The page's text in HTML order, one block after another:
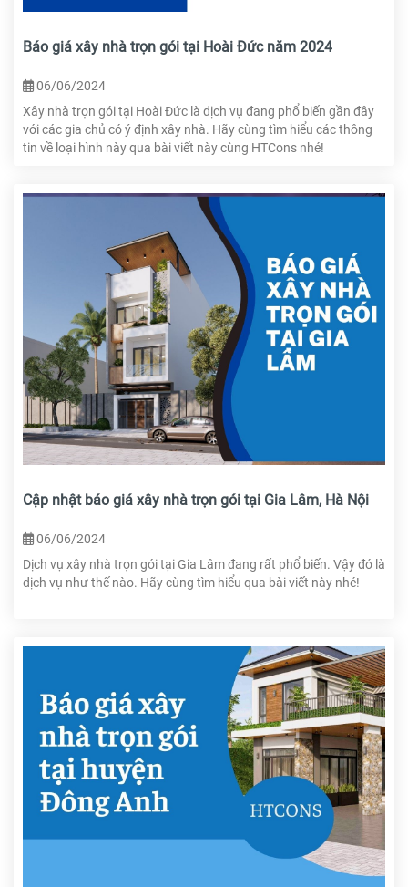
Báo giá xây nhà trọn gói tại Hoài Đức năm 2024
06/06/2024
Xây nhà trọn gói tại Hoài Đức là dịch vụ đang phổ biến gần đây
với các gia chủ có ý định xây nhà. Hãy cùng tìm hiểu các thông
tin về loại hình này qua bài viết này cùng HTCons nhé!
Cập nhật báo giá xây nhà trọn gói tại Gia Lâm, Hà Nội
06/06/2024
Dịch vụ xây nhà trọn gói tại Gia Lâm đang rất phổ biến. Vậy đó là
dịch vụ như thế nào. Hãy cùng tìm hiểu qua bài viết này nhé!